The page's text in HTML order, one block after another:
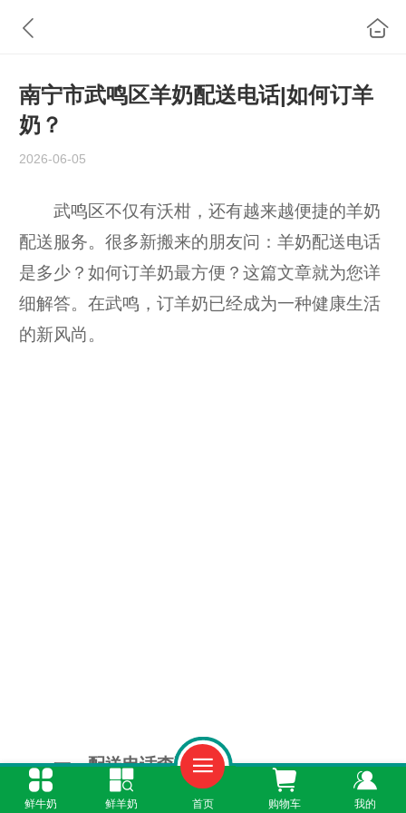
南宁市武鸣区羊奶配送电话|如何订羊
奶？
2026-06-05
武鸣区不仅有沃柑，还有越来越便捷的羊奶
配送服务。很多新搬来的朋友问：羊奶配送电话
是多少？如何订羊奶最方便？这篇文章就为您详
细解答。在武鸣，订羊奶已经成为一种健康生活
的新风尚。
一、配送电话查询
鲜牛奶 鲜羊奶 首页 购物车 我的